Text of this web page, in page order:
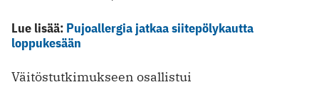
Lue lisää: Pujoallergia jatkaa siitepölykautta
loppukesään
Väitöstutkimukseen osallistui